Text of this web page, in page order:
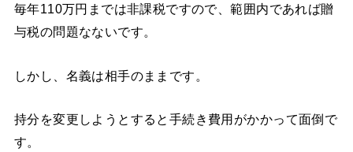
毎年110万円までは非課税ですので、範囲内であれば贈
与税の問題なないです。
しかし、名義は相手のままです。
持分を変更しようとすると手続き費用がかかって面倒で
す。